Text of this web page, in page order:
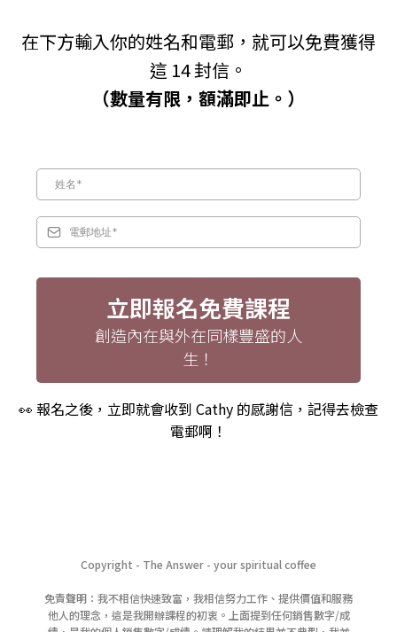
在下方輸入你的姓名和電郵，就可以免費獲得
這 14 封信。
（數量有限，額滿即止。）
立即報名免費課程
創造內在與外在同樣豐盛的人
生！
👀 報名之後，立即就會收到 Cathy 的感謝信，記得去檢查
電郵啊！
Copyright - The Answer - your spiritual coffee
免責聲明：我不相信快速致富，我相信努力工作、提供價值和服務
他人的理念，這是我開辦課程的初衷。上面提到任何銷售數字/成